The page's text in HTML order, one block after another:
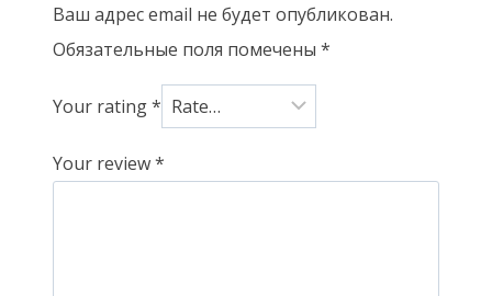
Ваш адрес email не будет опубликован.
Обязательные поля помечены *
Your rating*
Your review*